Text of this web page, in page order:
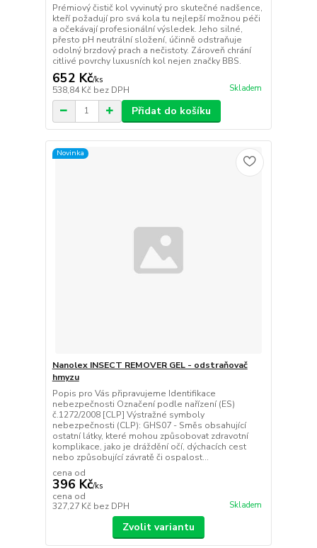
Prémiový čistič kol vyvinutý pro skutečné nadšence,
kteří požadují pro svá kola tu nejlepší možnou péči
a očekávají profesionální výsledek. Jeho silné,
přesto pH neutrální složení, účinně odstraňuje
odolný brzdový prach a nečistoty. Zároveň chrání
citlivé povrchy luxusních kol nejen značky BBS.
652 Kč/ks
538,84 Kč bez DPH Skladem
Přidat do košíku
Novinka
Nanolex INSECT REMOVER GEL - odstraňovač
hmyzu
Popis pro Vás připravujeme Identifikace
nebezpečnosti Označení podle nařízení (ES)
č.1272/2008 [CLP] Výstražné symboly
nebezpečnosti (CLP): GHS07 - Směs obsahující
ostatní látky, které mohou způsobovat zdravotní
komplikace, jako je dráždění očí, dýchacích cest
nebo způsobující závratě či ospalost...
cena od
396 Kč/ks
cena od
327,27 Kč bez DPH Skladem
Zvolit variantu